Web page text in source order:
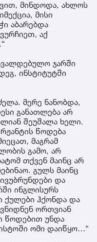
მინდოდა, ახლოს
მისი
აბარებდა
აქ
ჯარში
ინსტიტუტში
მერე ნანობდა,
განათლება არ
შეუშალა ხელი.
წოდება
მაგრამ
გამო, არ
თქვენ მაინც არ
გულს მაინც
და
ინგლისურს
ქულები ჰქონდა და
ორთვიან
წოდებით უნდა
ომი დაიწყო…“